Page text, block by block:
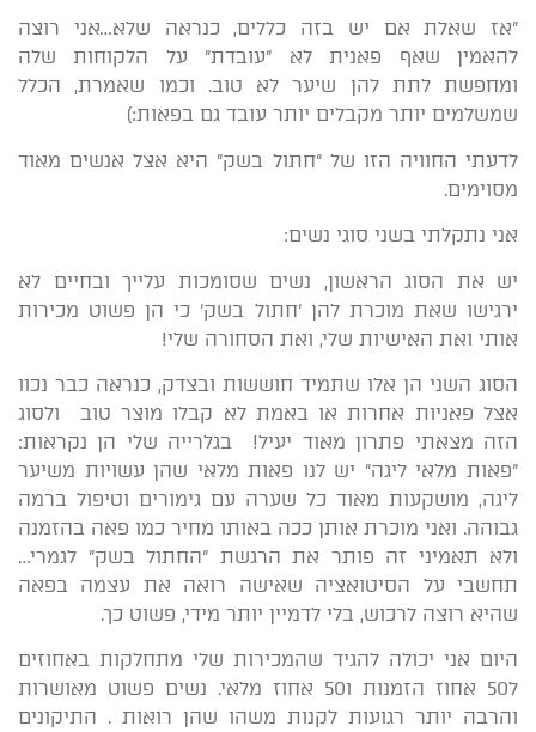
"אז שאלת אם יש בזה כללים, כנראה שלא…אני רוצה
להאמין שאף פאנית לא "עובדת" על הלקוחות שלה
ומחפשת לתת להן שיער לא טוב. וכמו שאמרת, הכלל
שמשלמים יותר מקבלים יותר עובד גם בפאות:)
לדעתי החוויה הזו של "חתול בשק" היא אצל אנשים מאוד
מסוימים.
אני נתקלתי בשני סוגי נשים:
יש את הסוג הראשון, נשים שסומכות עלייך ובחיים לא
ירגישו שאת מוכרת להן 'חתול בשק' כי הן פשוט מכירות
אותי ואת האישיות שלי, ואת הסחורה שלי!
הסוג השני הן אלו שתמיד חוששות ובצדק, כנראה כבר נכוו
אצל פאניות אחרות או באמת לא קבלו מוצר טוב ולסוג
הזה מצאתי פתרון מאוד יעיל! בגלרייה שלי הן נקראות:
"פאות מלאי ליגה" יש לנו פאות מלאי שהן עשויות משיער
ליגה, מושקעות מאוד כל שערה עם גימורים וטיפול ברמה
גבוהה. ואני מוכרת אותן ככה באותו מחיר כמו פאה בהזמנה
ולא תאמיני זה פותר את הרגשת "החתול בשק" לגמרי…
תחשבי על הסיטואציה שאישה רואה את עצמה בפאה
שהיא רוצה לרכוש, בלי לדמיין יותר מידי, פשוט כך.
היום אני יכולה להגיד שהמכירות שלי מתחלקות באחוזים
ל50 אחוז הזמנות ו50 אחוז מלאי. נשים פשוט מאושרות
והרבה יותר רגועות לקנות משהו שהן רואות . התיקונים